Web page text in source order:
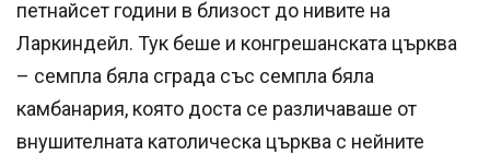
петнайсет години в близост до нивите на
Ларкиндейл. Тук беше и конгрешанската църква
– семпла бяла сграда със семпла бяла
камбанария, която доста се различаваше от
внушителната католическа църква с нейните